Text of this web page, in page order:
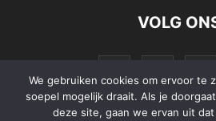
VOLG
We gebruiken cookies om ervoor te
soepel mogelijk draait. Als je
deze site, gaan we ervan uit